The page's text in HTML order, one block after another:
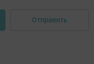
Отправить